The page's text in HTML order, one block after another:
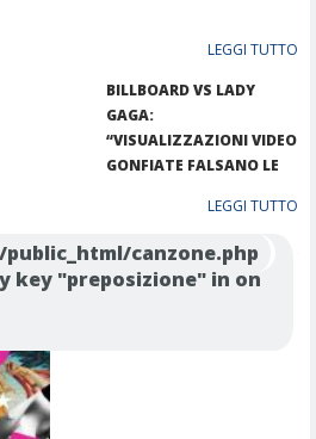
LEGGI TUTTO
BILLBOARD VS LADY
GAGA:
“VISUALIZZAZIONI VIDEO
GONFIATE FALSANO LE
LEGGI TUTTO
key "preposizione" in
canzone.php
on
APPLAUSE